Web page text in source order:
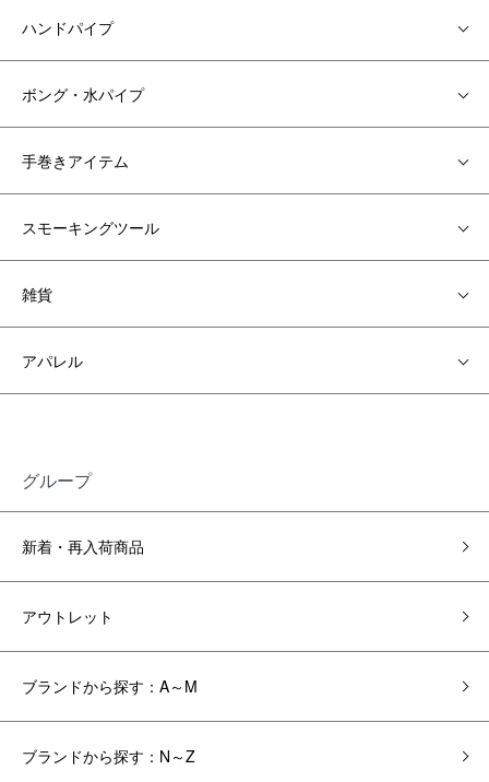
ハンドパイプ
ボング・水パイプ
手巻きアイテム
スモーキングツール
雑貨
アパレル
グループ
新着・再入荷商品
アウトレット
ブランドから探す：A～M
ブランドから探す：N～Z